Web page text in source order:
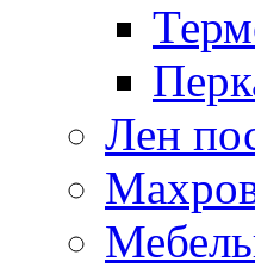
Лен